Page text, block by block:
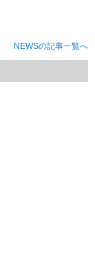
NEWSの記事一覧へ